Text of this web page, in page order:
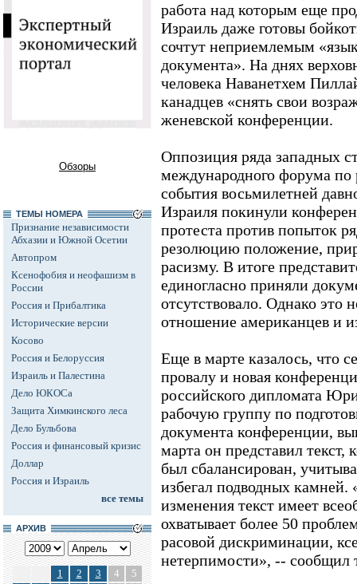
Обзоры
ТЕМЫ НОМЕРА
Признание независимости
Абхазии и Южной Осетии
Автопром
Ксенофобия и неофашизм в
России
Россия и Прибалтика
Исторические версии
Косово
Россия и Белоруссия
Израиль и Палестина
Дело ЮКОСа
Защита Химкинского леса
Дело Бульбова
Россия и финансовый кризис
Доллар
Россия и Израиль
все темы
АРХИВ
1 2 3 4
5
работа над которым еще
Израиль даже готовы
сочтут неприемлемым
документа». На днях
человека Наванетхем
канадцев «снять свои
женевской конференции.
Оппозиция ряда западных
международного форума по
события восьмилетней
Израиля покинули
протеста против попыток
резолюцию положение,
расизму. В итоге
единогласно приняли
отсутствовало. Однако это
отношение американцев и
Еще в марте казалось, что
провалу и новая
российского дипломата
рабочую группу по
документа конференции,
марта он представил
был сбалансирован,
избегал подводных
изменения текст имеет
охватывает более 50
расовой дискриминации,
нетерпимости», --